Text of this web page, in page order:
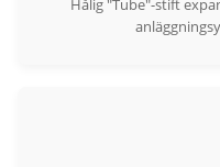
Hålig "Tube"-stift